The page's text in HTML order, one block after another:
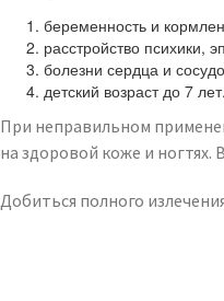
беременность и
расстройство психики,
болезни сердца и
детский возраст до 7 лет.
При неправильном
на здоровой коже и ногтях.
Добиться полного